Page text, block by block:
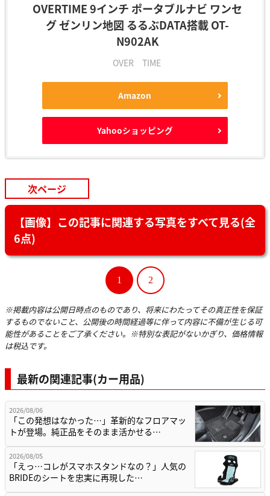
OVERTIME 9インチ ポータブルナビ ワンセ
グ ゼンリン地図 るるぶDATA搭載 OT-
N902AK
OVER TIME
Amazon
Yahooショッピング
次ページ
【画像】この記事に関連する写真をすべて見る(全
6点)
1 2
※掲載内容は公開日時点のものであり、将来にわたってその真正性を保証
するものでないこと、公開後の時間経過等に伴って内容に不備が生じる可
能性があることをご了承ください。※特別な表記がないかぎり、価格情報
は税込です。
最新の関連記事(カー用品)
2026/08/06
「この発想はなかった…」革新的なフロアマッ
トが登場。純正品をそのまま活かせる…
2026/08/05
「えっ…コレがスマホスタンドなの？」人気の
BRIDEのシートを忠実に再現した…